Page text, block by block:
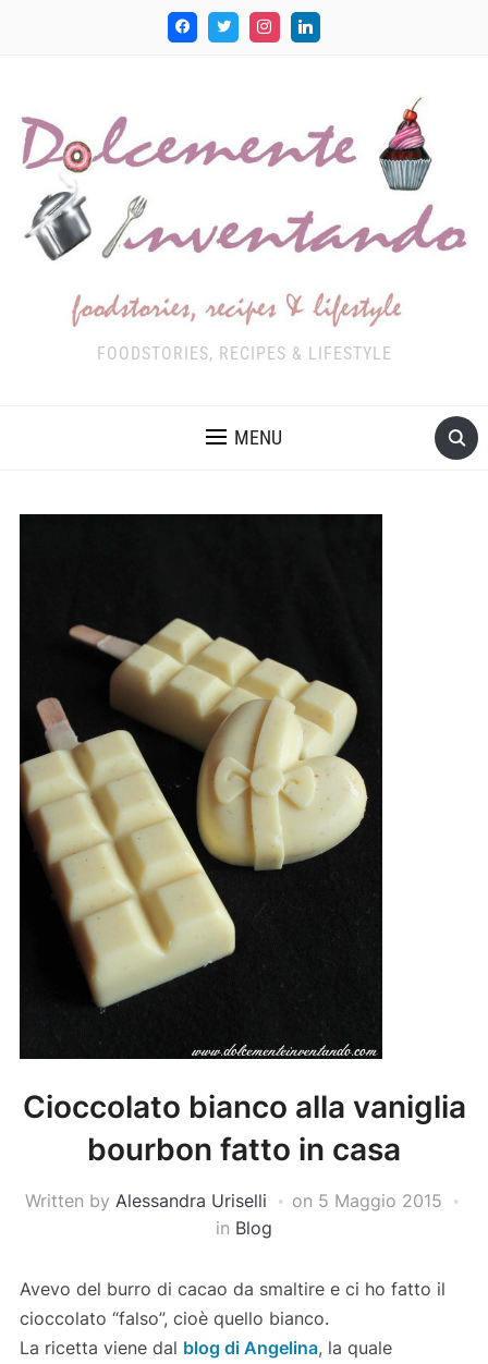
FOODSTORIES, RECIPES & LIFESTYLE
MENU
Cioccolato bianco alla vaniglia
bourbon fatto in casa
Written by Alessandra Uriselli on 5 Maggio 2015
in Blog
Avevo del burro di cacao da smaltire e ci ho fatto il
cioccolato “falso”, cioè quello bianco.
La ricetta viene dal blog di Angelina, la quale